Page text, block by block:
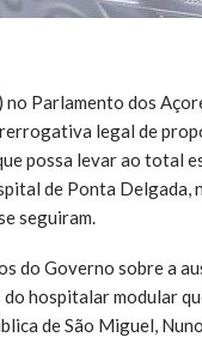
Parlamento dos
legal de
possa levar ao total
de Ponta Delgada,
seguiram.
do Governo sobre a
hospitalar modular
de São Miguel,